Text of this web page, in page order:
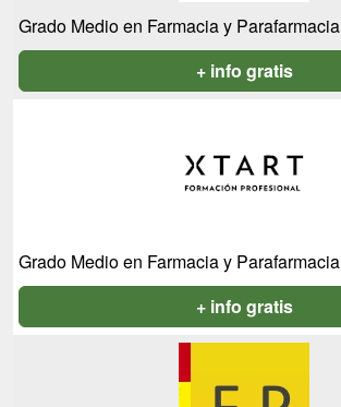
Grado Medio en Farmacia y Parafarmacia
+ info gratis
Grado Medio en Farmacia y Parafarmacia
+ info gratis